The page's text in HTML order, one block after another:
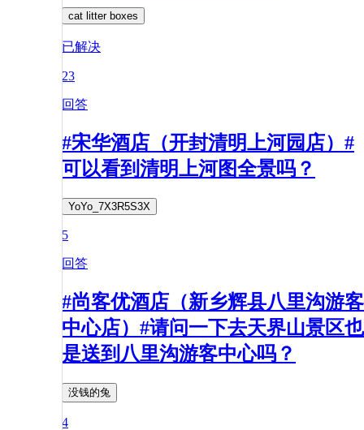
cat litter boxes
已解决
23
回答
#宋华酒店（开封清明上河园店）#
可以看到清明上河图全景吗？
YoYo_7X3R5S3X
5
回答
#尚客优酒店（新乡辉县八里沟游客
中心店）#请问一下去天界山景区也
是送到八里沟游客中心吗？
没钱的兔
4